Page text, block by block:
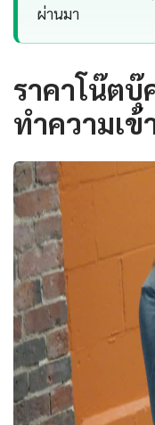
ผ่านมา
ราคาโน๊ตบุ๊
ทำความเข้